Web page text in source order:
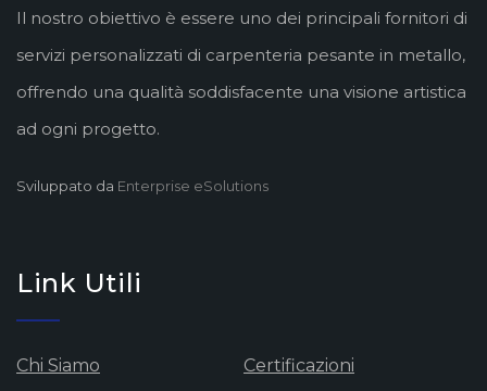
Il nostro obiettivo è essere uno dei principali fornitori di
servizi personalizzati di carpenteria pesante in metallo,
offrendo una qualità soddisfacente una visione artistica
ad ogni progetto.
Sviluppato da Enterprise eSolutions
Link Utili
Chi Siamo
Certificazioni